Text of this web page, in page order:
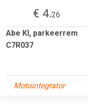
€ 4.26
Abe Kl, parkeerrem
C7R037
Motointegrator